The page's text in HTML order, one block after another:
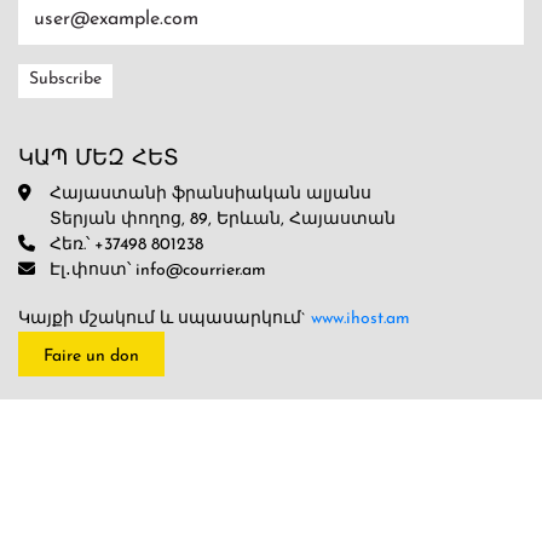
ԿԱՊ ՄԵԶ ՀԵՏ
Հայաստանի ֆրանսիական ալյանս
Տերյան փողոց, 89, Երևան, Հայաստան
Հեռ.՝ +37498 801238
Էլ․փոստ՝ info@courrier.am
Կայքի մշակում և սպասարկում` www.ihost.am
Faire un don